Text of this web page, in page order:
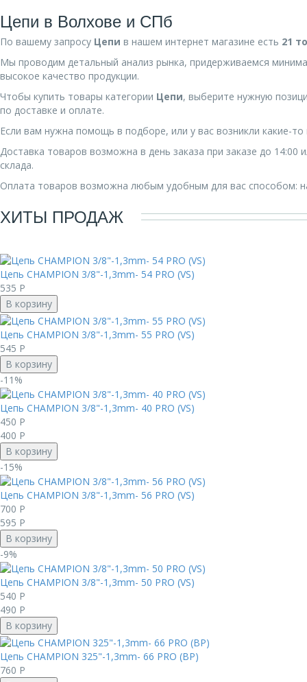
Цепи в Волхове и СПб
По вашему запросу Цепи в нашем интернет магазине есть 21
Мы проводим детальный анализ рынка, придерживаемся
высокое качество продукции.
Чтобы купить товары категории Цепи, выберите нужную
по доставке и оплате.
Если вам нужна помощь в подборе, или у вас возникли какие-
Доставка товаров возможна в день заказа при заказе до
склада.
Оплата товаров возможна любым удобным для вас способом:
ХИТЫ ПРОДАЖ
Цепь CHAMPION 3/8"-1,3mm- 54 PRO (VS)
535 Р
В корзину
Цепь CHAMPION 3/8"-1,3mm- 55 PRO (VS)
545 Р
В корзину
-11%
Цепь CHAMPION 3/8"-1,3mm- 40 PRO (VS)
450 Р
400 Р
В корзину
-15%
Цепь CHAMPION 3/8"-1,3mm- 56 PRO (VS)
700 Р
595 Р
В корзину
-9%
Цепь CHAMPION 3/8"-1,3mm- 50 PRO (VS)
540 Р
490 Р
В корзину
Цепь CHAMPION 325"-1,3mm- 66 PRO (BP)
760 Р